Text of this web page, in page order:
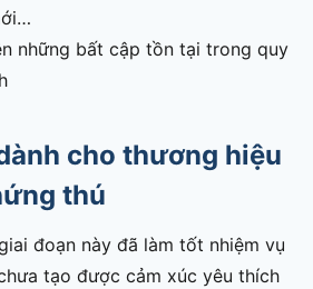
những bất cập tồn tại trong quy
cho thương hiệu
thú
đoạn này đã làm tốt nhiệm vụ
tạo được cảm xúc yêu thích